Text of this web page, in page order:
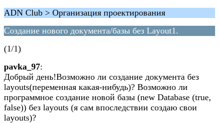
ADN Club > Организация проектирования
Создание нового документа/базы без Layout1.
(1/1)
pavka_97:
Добрый день!Возможно ли создание документа без
layouts(переменная какая-нибудь)? Возможно ли
программное создание новой базы (new Database (true,
false)) без layouts (я сам впоследствии создаю свои
layouts)?